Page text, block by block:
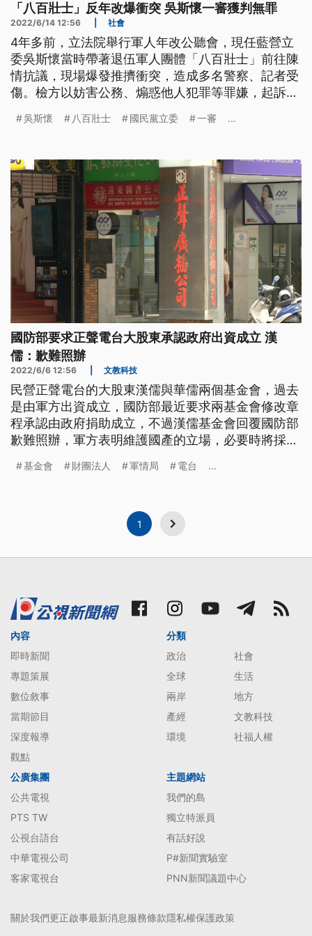
「八百壯士」反年改爆衝突 吳斯懷一審獲判無罪
2022/6/14 12:56 社會
4年多前，立法院舉行軍人年改公聽會，現任藍營立
委吳斯懷當時帶著退伍軍人團體「八百壯士」前往陳
情抗議，現場爆發推擠衝突，造成多名警察、記者受
傷。檢方以妨害公務、煽惑他人犯罪等罪嫌，起訴吳
審獲判無罪，他則感謝司法公正判決。
吳斯懷 八百壯士 國民黨立委 一審 ...
國防部要求正聲電台大股東承認政府出資成立 漢
儒：歉難照辦
2022/6/6 12:56 文教科技
民營正聲電台的大股東漢儒與華儒兩個基金會，過去
是由軍方出資成立，國防部最近要求兩基金會修改章
程承認由政府捐助成立，不過漢儒基金會回覆國防部
歉難照辦，軍方表明維護國產的立場，必要時將採取
基金會 財團法人 軍情局 電台 ...
1
內容
即時新聞
專題策展
數位敘事
當期節目
深度報導
觀點
分類
政治
社會
全球
生活
兩岸
地方
產經
文教科技
環境
社福人權
公廣集團
公共電視
PTS TW
公視台語台
中華電視公司
客家電視台
主題網站
我們的島
獨立特派員
有話好說
P#新聞實驗室
PNN新聞議題中心
關於我們更正啟事最新消息服務條款隱私權保護政策